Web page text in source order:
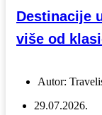
Destinacije
više od
Autor:
29.07.2026.